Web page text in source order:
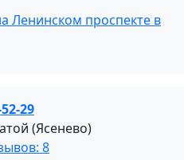
Ленинском проспекте в
29
(Ясенево)
8